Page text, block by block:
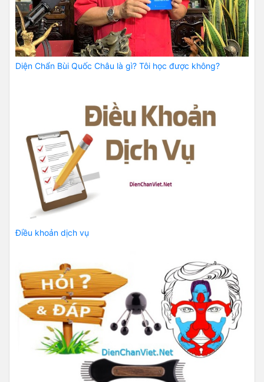
Diện Chẩn Bùi Quốc Châu là gì? Tôi học được không?
Điều khoản dịch vụ